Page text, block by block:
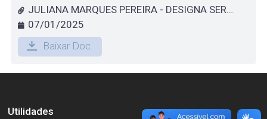
JULIANA MARQUES PEREIRA - DESIGNA SERVIDOR QUE ESPECIFICA
07/01/2025
Baixar Doc.
Utilidades